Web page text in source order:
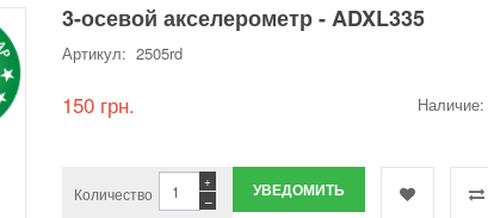
3-осевой акселерометр - ADXL335
Артикул: 2505rd
150 грн. Наличие:
Количество −
+ УВЕДОМИТЬ